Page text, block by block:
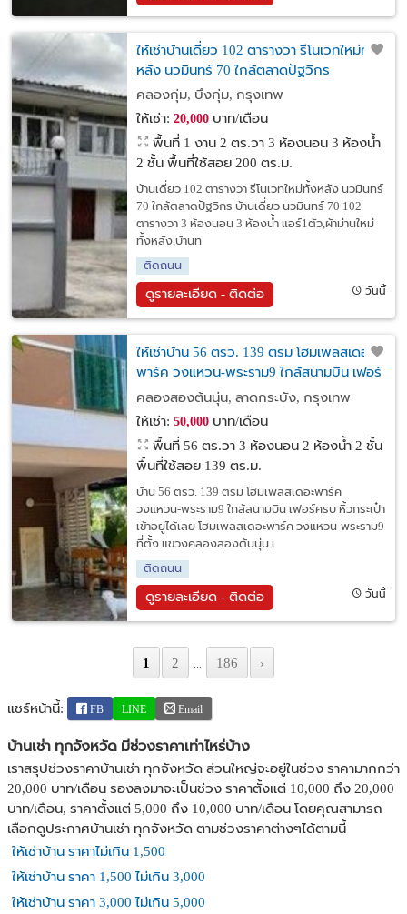
ให้เช่าบ้านเดี่ยว 102 ตารางวา รีโนเวทใหม่ทั้ง
หลัง นวมินทร์ 70 ใกล้ตลาดปัฐวิกร
คลองกุ่ม, บึงกุ่ม, กรุงเทพ
ให้เช่า: 20,000บาท/เดือน
พื้นที่ 1 งาน 2 ตร.วา 3 ห้องนอน 3 ห้องน้ำ
2 ชั้น พื้นที่ใช้สอย 200 ตร.ม.
บ้านเดี่ยว 102 ตารางวา รีโนเวทใหม่ทั้งหลัง นวมินทร์
70 ใกล้ตลาดปัฐวิกร บ้านเดี่ยว นวมินทร์ 70 102
ตารางวา 3 ห้องนอน 3 ห้องน้ำ แอร์1ตัว,ผ้าม่านใหม่
ทั้งหลัง,บ้านท
ติดถนน
ดูรายละเอียด - ติดต่อ วันนี้
ให้เช่าบ้าน 56 ตรว. 139 ตรม โฮมเพลสเดอะ
พาร์ค วงแหวน-พระราม9 ใกล้สนามบิน เฟอร์
ครบ หิ้วกระเป๋าเข้าอยู่ได้เลย
คลองสองต้นนุ่น, ลาดกระบัง, กรุงเทพ
ให้เช่า: 50,000บาท/เดือน
พื้นที่ 56 ตร.วา 3 ห้องนอน 2 ห้องน้ำ 2 ชั้น
พื้นที่ใช้สอย 139 ตร.ม.
บ้าน 56 ตรว. 139 ตรม โฮมเพลสเดอะพาร์ค
วงแหวน-พระราม9 ใกล้สนามบิน เฟอร์ครบ หิ้วกระเป๋า
เข้าอยู่ได้เลย โฮมเพลสเดอะพาร์ค วงแหวน-พระราม9
ที่ตั้ง แขวงคลองสองต้นนุ่น เ
ติดถนน
ดูรายละเอียด - ติดต่อ วันนี้
1 2 ... 186 ›
แชร์หน้านี้: FB LINE Email
บ้านเช่า ทุกจังหวัด มีช่วงราคาเท่าไหร่บ้าง
เราสรุปช่วงราคาบ้านเช่า ทุกจังหวัด ส่วนใหญ่จะอยู่ในช่วง ราคามากกว่า
20,000 บาท/เดือน รองลงมาจะเป็นช่วง ราคาตั้งแต่ 10,000 ถึง 20,000
บาท/เดือน, ราคาตั้งแต่ 5,000 ถึง 10,000 บาท/เดือน โดยคุณสามารถ
เลือกดูประกาศบ้านเช่า ทุกจังหวัด ตามช่วงราคาต่างๆได้ตามนี้
ให้เช่าบ้าน ราคาไม่เกิน 1,500
ให้เช่าบ้าน ราคา 1,500 ไม่เกิน 3,000
ให้เช่าบ้าน ราคา 3,000 ไม่เกิน 5,000